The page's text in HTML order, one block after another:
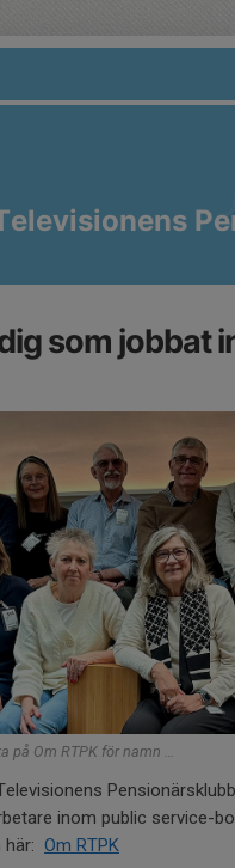
som jobbat
på Om RTPK för namn …
inom public service-
Om RTPK